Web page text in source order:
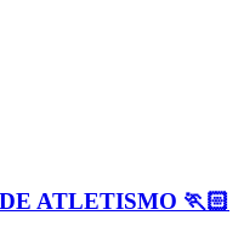
ATLETISMO 🏃🏻